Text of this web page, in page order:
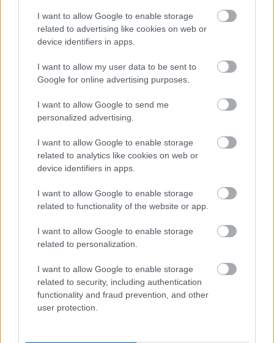
I want to allow Google to enable storage
related to advertising like cookies on web or
device identifiers in apps.
I want to allow my user data to be sent to
Google for online advertising purposes.
I want to allow Google to send me
personalized advertising.
I want to allow Google to enable storage
related to analytics like cookies on web or
device identifiers in apps.
I want to allow Google to enable storage
related to functionality of the website or app.
I want to allow Google to enable storage
related to personalization.
I want to allow Google to enable storage
related to security, including authentication
functionality and fraud prevention, and other
user protection.
Először is szeretnék köszönetet mondani Midori
[Moriwaki csapatfőnöknek], Sandrónak és a Petronas
MIE Racing Honda egész csapatának –
Bár időnként nehéznek bizonyult, sok pozitívum is
volt, többek között a Supersport-diadal Mostban, a
csapat első futamgyőzelme, illetve az idei asseni
végeztem, és minden futamon pontot szereztem.
lehetőséget adott nekem, hogy eljussak ebbe a
paddockba. Mindig arra törekedtem, hogy száz
százalékot nyújtsak és maximálisan odategyem
magam, de talán egy új szemléletmód értéket
teremthet mind a csapat, mind a saját versenyzői
utam szempontjából. Szomorú, hogy útjaink elválnak,